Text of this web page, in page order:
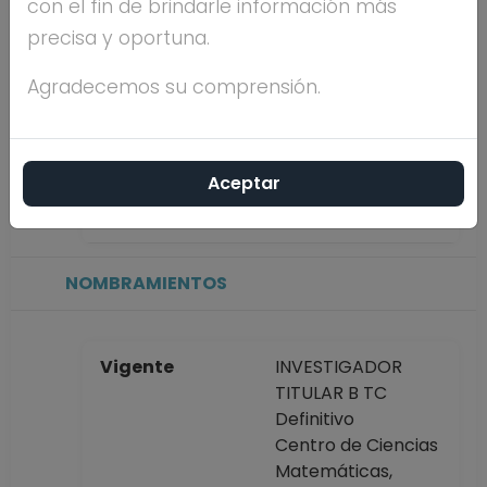
Máximo nivel de
Antigüedad
académica en la
24 años
NOMBRAMIENTOS
Vigente
INVESTIGADOR
TITULAR B TC
Definitivo
Centro de Ciencias
Matemáticas,
con el fin de brindarle información más
precisa y oportuna.
Agradecemos su comprensión.
Aceptar